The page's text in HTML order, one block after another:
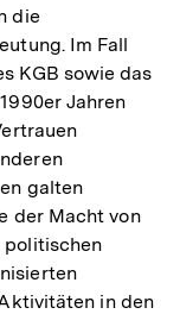
die
Im Fall
KGB sowie das
Jahren
galten
der Macht von
politischen
in den